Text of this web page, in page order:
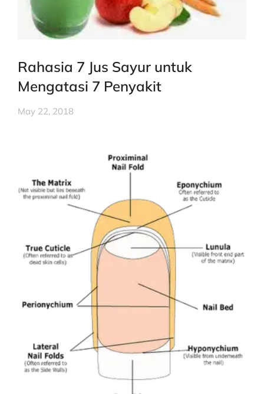
Rahasia 7 Jus Sayur untuk
Mengatasi 7 Penyakit
May 22, 2018